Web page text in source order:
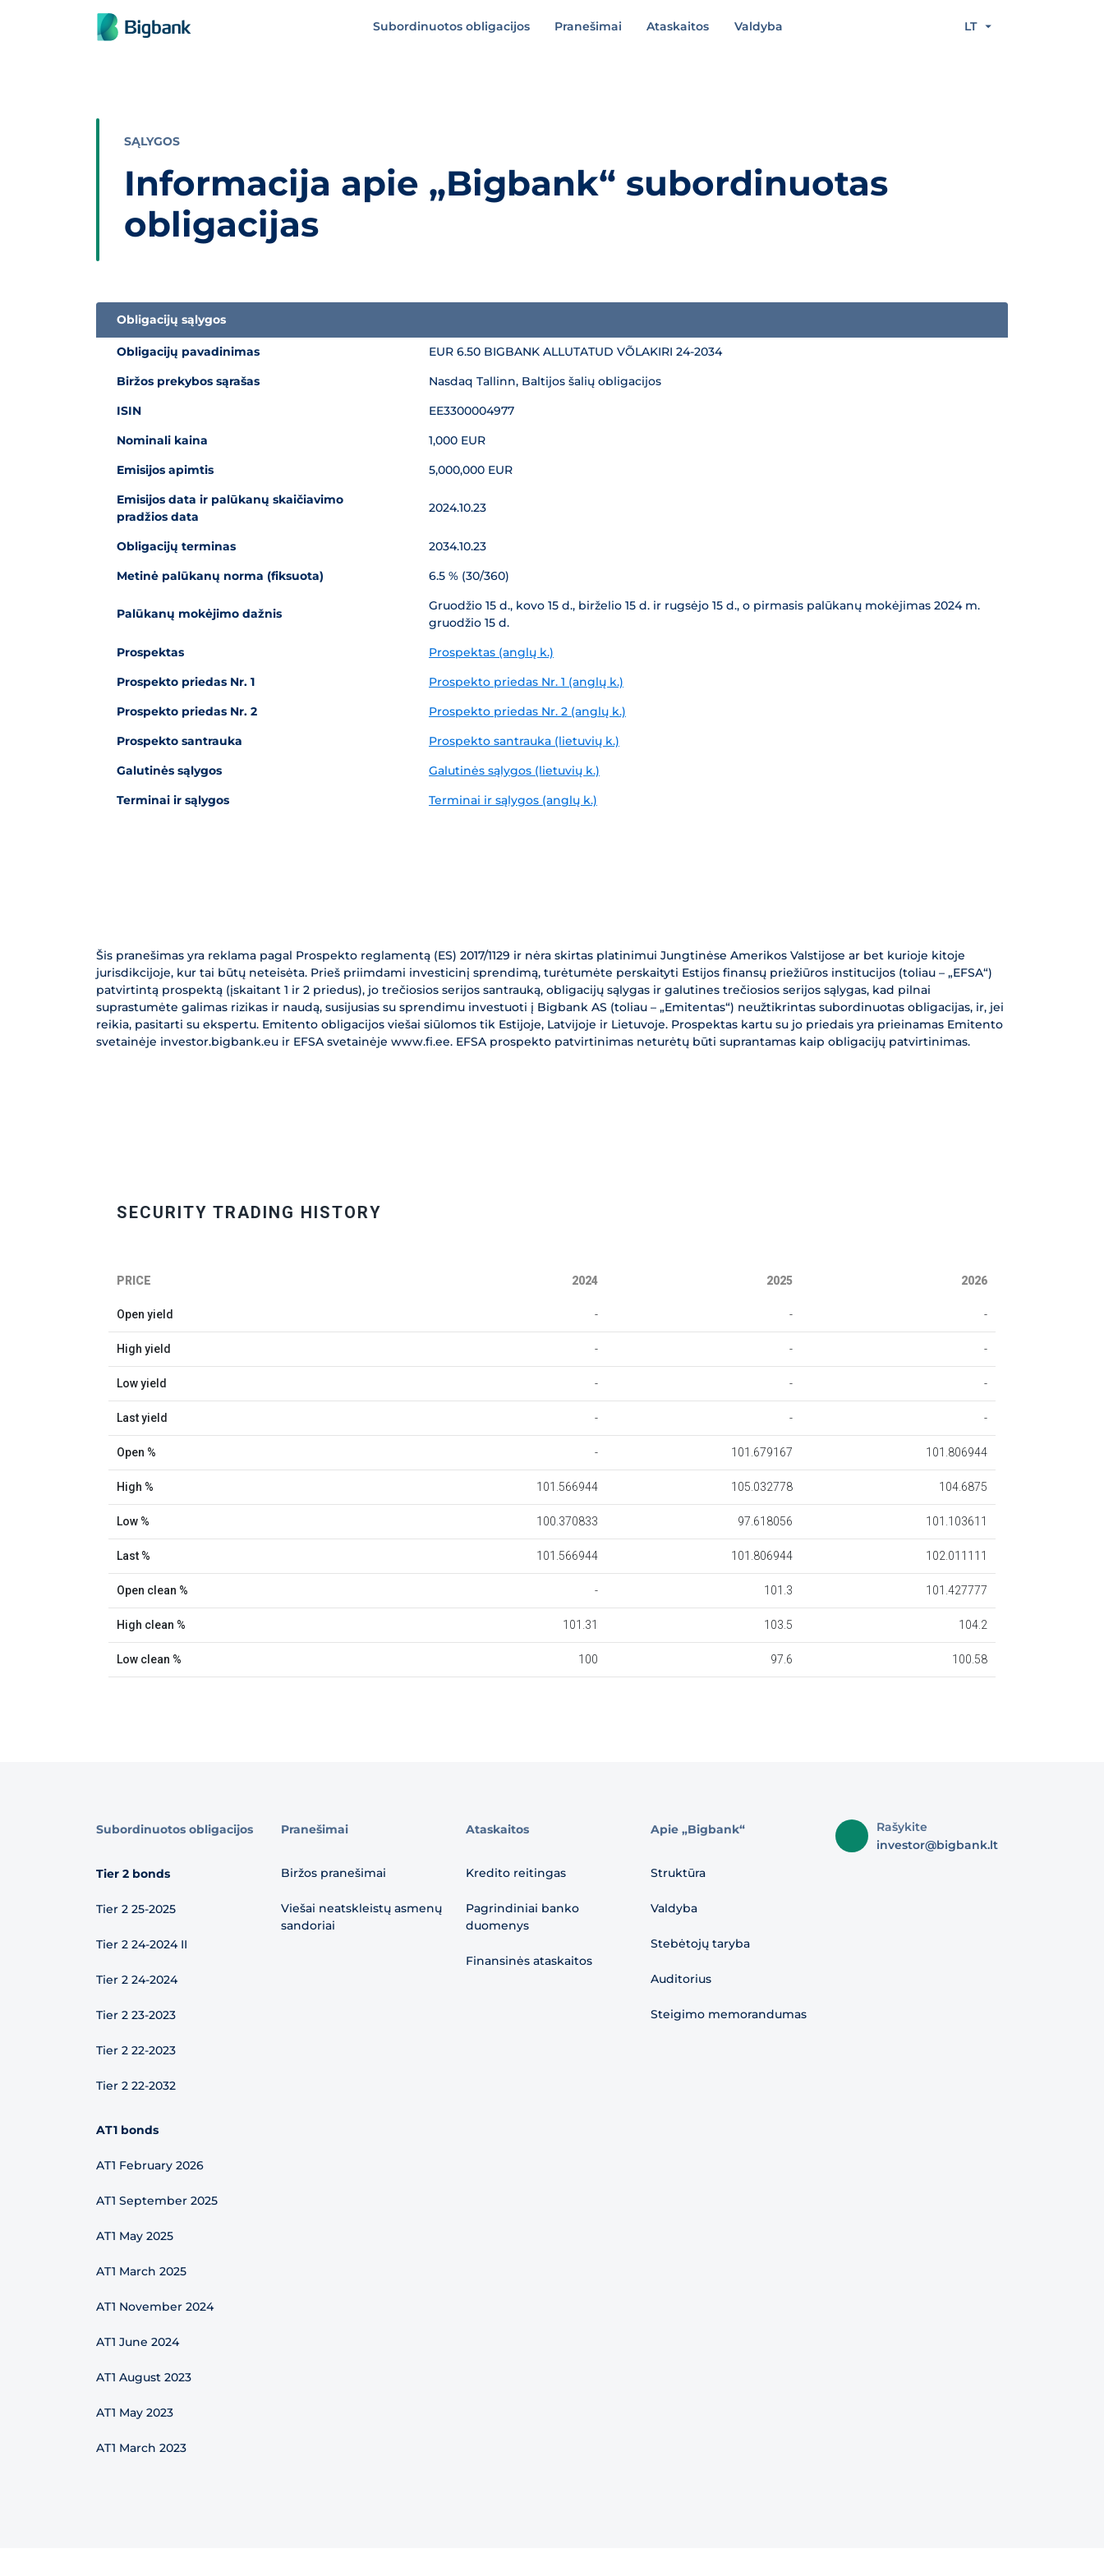
Praleisti turinį
Subordinuotos obligacijos Pranešimai Ataskaitos Valdyba LT
SĄLYGOS
Informacija apie „Bigbank“ subordinuotas
obligacijas
Informacija apie „Bigbank“ subordinuotas obligacijas
Obligacijų sąlygos
Obligacijų pavadinimas
EUR 6.50 BIGBANK ALLUTATUD VÕLAKIRI 24-2034
Biržos prekybos sąrašas
Nasdaq Tallinn, Baltijos šalių obligacijos
ISIN
EE3300004977
Nominali kaina
1,000 EUR
Emisijos apimtis
5,000,000 EUR
Emisijos data ir palūkanų skaičiavimo
pradžios data
2024.10.23
Obligacijų terminas
2034.10.23
Metinė palūkanų norma (fiksuota)
6.5 % (30/360)
Palūkanų mokėjimo dažnis
Gruodžio 15 d., kovo 15 d., birželio 15 d. ir rugsėjo 15 d., o pirmasis palūkanų mokėjimas 2024 m.
gruodžio 15 d.
Prospektas
Prospektas (anglų k.)
Prospekto priedas Nr. 1
Prospekto priedas Nr. 1 (anglų k.)
Prospekto priedas Nr. 2
Prospekto priedas Nr. 2 (anglų k.)
Prospekto santrauka
Prospekto santrauka (lietuvių k.)
Galutinės sąlygos
Galutinės sąlygos (lietuvių k.)
Terminai ir sąlygos
Terminai ir sąlygos (anglų k.)
Šis pranešimas yra reklama pagal Prospekto reglamentą (ES) 2017/1129 ir nėra skirtas platinimui Jungtinėse Amerikos Valstijose ar bet kurioje kitoje
jurisdikcijoje, kur tai būtų neteisėta. Prieš priimdami investicinį sprendimą, turėtumėte perskaityti Estijos finansų priežiūros institucijos (toliau – „EFSA“)
patvirtintą prospektą (įskaitant 1 ir 2 priedus), jo trečiosios serijos santrauką, obligacijų sąlygas ir galutines trečiosios serijos sąlygas, kad pilnai
suprastumėte galimas rizikas ir naudą, susijusias su sprendimu investuoti į Bigbank AS (toliau – „Emitentas“) neužtikrintas subordinuotas obligacijas, ir, jei
reikia, pasitarti su ekspertu. Emitento obligacijos viešai siūlomos tik Estijoje, Latvijoje ir Lietuvoje. Prospektas kartu su jo priedais yra prieinamas Emitento
svetainėje investor.bigbank.eu ir EFSA svetainėje www.fi.ee. EFSA prospekto patvirtinimas neturėtų būti suprantamas kaip obligacijų patvirtinimas.
Subordinuotos obligacijos
Tier 2 bonds
Tier 2 25-2025
Tier 2 24-2024 II
Tier 2 24-2024
Tier 2 23-2023
Tier 2 22-2023
Tier 2 22-2032
AT1 bonds
AT1 February 2026
AT1 September 2025
AT1 May 2025
AT1 March 2025
AT1 November 2024
AT1 June 2024
AT1 August 2023
AT1 May 2023
AT1 March 2023
Pranešimai
Biržos pranešimai
Viešai neatskleistų asmenų
sandoriai
Ataskaitos
Kredito reitingas
Pagrindiniai banko
duomenys
Finansinės ataskaitos
Apie „Bigbank“
Struktūra
Valdyba
Stebėtojų taryba
Auditorius
Steigimo memorandumas
Rašykite
investor@bigbank.lt